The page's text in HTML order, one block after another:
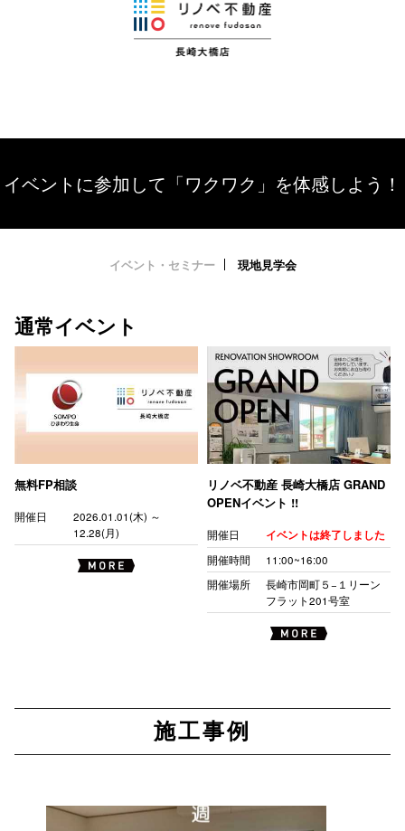
イベントに参加して「ワクワク」を体感しよう！
イベント・セミナー 現地見学会
通常イベント
無料FP相談
開催日
2026.01.01(木) ～
12.28(月)
リノベ不動産 長崎大橋店 GRAND
OPENイベント !!
開催日 イベントは終了しました
開催時間
11:00~16:00
開催場所
長崎市岡町５−１リーン
フラット201号室
施工事例